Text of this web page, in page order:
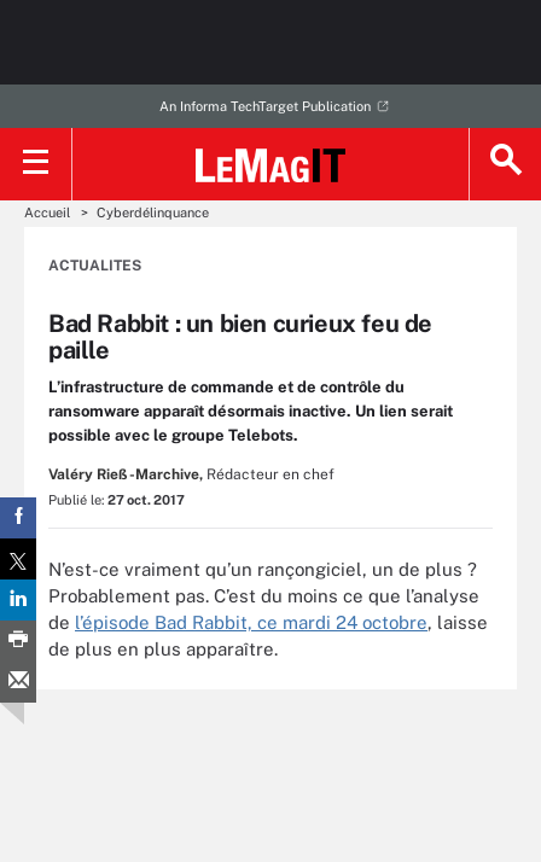
An Informa TechTarget Publication
Accueil Cyberdélinquance
ACTUALITES
Bad Rabbit : un bien curieux feu de
paille
L’infrastructure de commande et de contrôle du
ransomware apparaît désormais inactive. Un lien serait
possible avec le groupe Telebots.
Valéry Rieß-Marchive, Rédacteur en chef
Publié le: 27 oct. 2017
N’est-ce vraiment qu’un rançongiciel, un de plus ?
Probablement pas. C’est du moins ce que l’analyse
de l’épisode Bad Rabbit, ce mardi 24 octobre, laisse
de plus en plus apparaître.